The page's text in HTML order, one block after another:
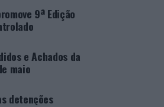
categoria, estando prevista a
participantes.
suas competências pessoais e
ainda reconhecido o trabalho
equipa de formadores e
do Curso EFA.
9ª Edição
e Achados da
maio
detenções